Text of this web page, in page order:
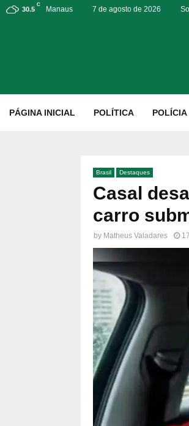
30.5
C
Manaus 7 de agosto de 2026
PÁGINA INICIAL POLÍTICA POLÍCIA
Brasil Destaques
Casal
carro
by Matheus Valadares